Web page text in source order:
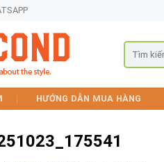
HƯỚNG DẪN MUA HÀNG